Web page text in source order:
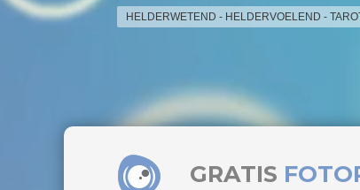
HELDERWETEND - HELDERVOELEND -
GRATIS